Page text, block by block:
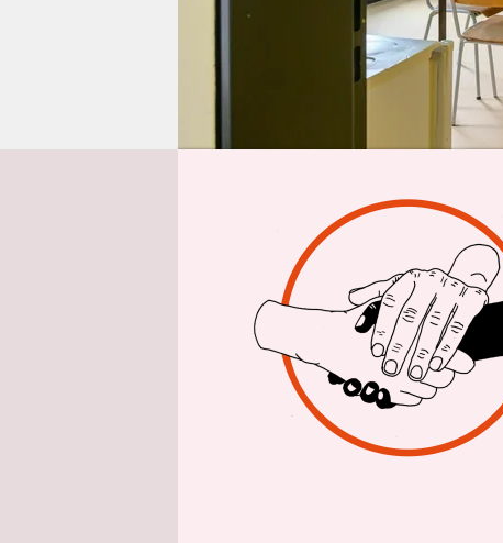
genossenschaft
Aus
Das
Mitte März
Tage
„Brot, Bett
der